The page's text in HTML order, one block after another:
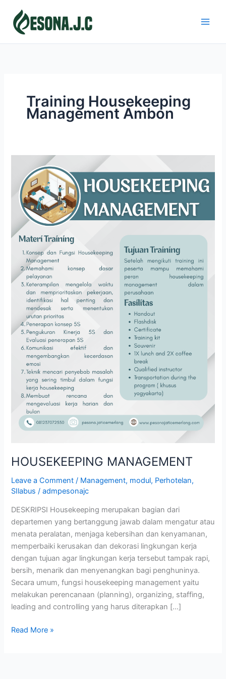
content
Training Housekeeping
Management Ambon
HOUSEKEEPING MANAGEMENT
Leave a Comment / Management, modul, Perhotelan,
SIlabus /admpesonajc
DESKRIPSI Housekeeping merupakan bagian dari
departemen yang bertanggung jawab dalam mengatur atau
menata peralatan, menjaga kebersihan dan kenyamanan,
memperbaiki kerusakan dan dekorasi lingkungan kerja
dengan tujuan agar lingkungan kerja tersebut tampak rapi,
bersih, menarik dan menyenangkan bagi penghuninya.
Secara umum, fungsi housekeeping management yaitu
melakukan perencanaan (planning), organizing, staffing,
leading and controlling yang harus diterapkan […]
HOUSEKEEPING
MANAGEMENT
Read More »